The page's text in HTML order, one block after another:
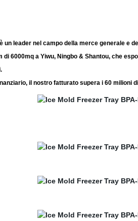
è un leader nel campo della merce generale
di 6000mq a Yiwu, Ningbo & Shantou, che
il nostro fatturato supera i 60 milioni